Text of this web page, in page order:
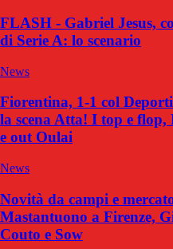
FLASH - Gabriel Jesus,
di Serie A: lo scenario
News
Fiorentina, 1-1 col
la scena Atta! I top e
e out Oulai
News
Novità da campi e
Mastantuono a Firenze,
Couto e Sow